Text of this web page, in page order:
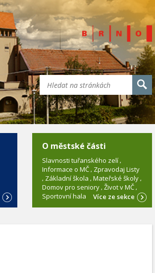
O městské části
Slavnosti tuřanského zelí
Informace o MČ Zpravodaj Listy
Základní škola Mateřské školy
Domov pro seniory Život v MČ
Sportovní hala
Více ze sekce